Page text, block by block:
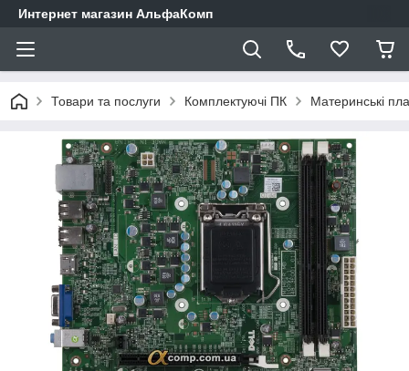
Интернет магазин АльфаКомп
Товари та послуги Комплектуючі ПК Материнські